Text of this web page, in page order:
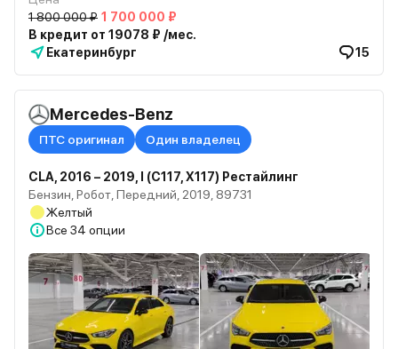
1 800 000 ₽ 1 700 000 ₽
В кредит от 19078 ₽ /мес.
Екатеринбург
15
Mercedes-Benz
ПТС оригинал Один владелец
CLA, 2016 – 2019, I (C117, X117) Рестайлинг
Бензин, Робот, Передний, 2019, 89731
Желтый
Все 34 опции